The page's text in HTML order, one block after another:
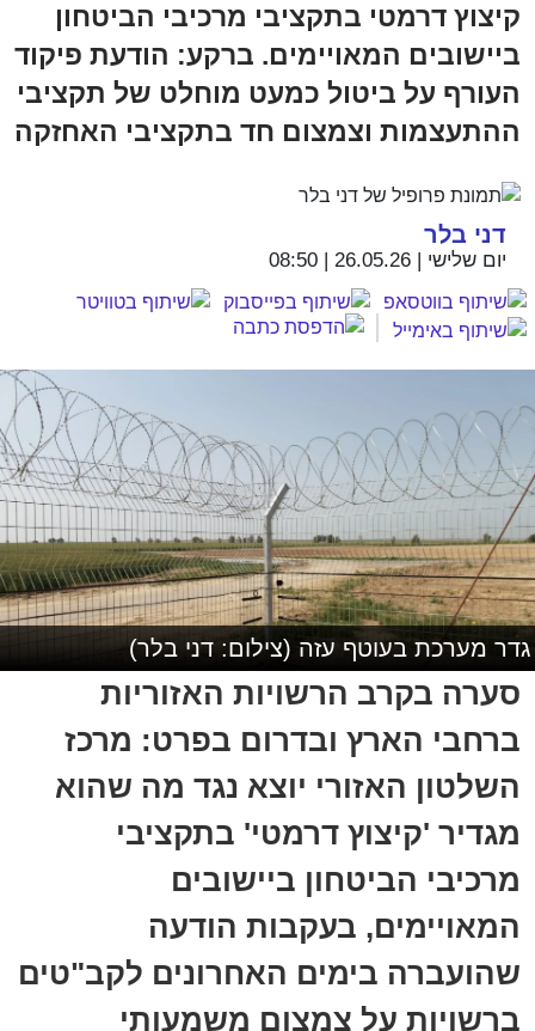
קיצוץ דרמטי בתקציבי מרכיבי הביטחון
ביישובים המאויימים. ברקע: הודעת פיקוד
העורף על ביטול כמעט מוחלט של תקציבי
ההתעצמות וצמצום חד בתקציבי האחזקה
דני בלר
יום שלישי | 26.05.26 | 08:50
גדר מערכת בעוטף עזה (צילום: דני בלר)
סערה בקרב הרשויות האזוריות
ברחבי הארץ ובדרום בפרט: מרכז
השלטון האזורי יוצא נגד מה שהוא
מגדיר 'קיצוץ דרמטי' בתקציבי
מרכיבי הביטחון ביישובים
המאויימים, בעקבות הודעה
שהועברה בימים האחרונים לקב"טים
ברשויות על צמצום משמעותי